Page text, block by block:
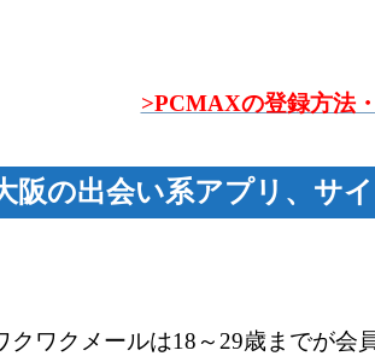
>PCMAXの登録方法
阪の出会い系アプリ、
クワクメールは18～29歳までが会